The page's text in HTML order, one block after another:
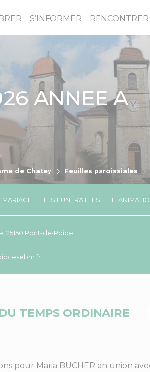
S’INFORMER RENCONTRER
ANNEE A
de Chatey Feuilles paroissiales
MARIAGE LES FUNÉRAILLES L'
25150 Pont-de-Roide
TEMPS ORDINAIRE
pour Maria BUCHER en union